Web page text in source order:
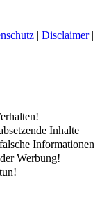
| Disclaimer|
Inhalte
Informationen
Werbung!